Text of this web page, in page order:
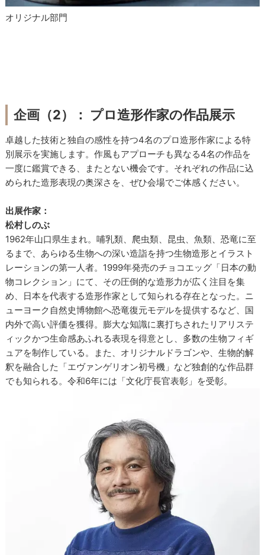
オリジナル部門
企画（2）： プロ造形作家の作品展示
卓越した技術と独自の感性を持つ4名のプロ造形作家による特
別展示を実施します。作風もアプローチも異なる4名の作品を
一度に鑑賞できる、またとない機会です。それぞれの作品に込
められた造形表現の奥深さを、ぜひ会場でご体感ください。
出展作家：
松村しのぶ
1962年山口県生まれ。哺乳類、爬虫類、昆虫、魚類、恐竜に至
るまで、あらゆる生物への深い造詣を持つ生物造形とイラスト
レーションの第一人者。1999年発売のチョコエッグ「日本の動
物コレクション」にて、その圧倒的な造形力が広く注目を集
め、日本を代表する造形作家として知られる存在となった。ニ
ューヨーク自然史博物館へ恐竜復元モデルを提供するなど、国
内外で高い評価を獲得。膨大な知識に裏打ちされたリアリステ
ィックかつ生命感あふれる表現を得意とし、多数の生物フィギ
ュアを制作している。また、オリジナルドラゴンや、生物的解
釈を融合した「エヴァンゲリオン初号機」など独創的な作品群
でも知られる。令和6年には「文化庁長官表彰」を受彰。